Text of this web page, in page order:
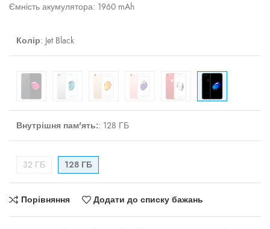
Ємність акумулятора: 1960 mAh
Колір: Jet Black
Внутрішня пам'ять:: 128 ГБ
32 ГБ 128 ГБ
Порівняння Додати до списку бажань